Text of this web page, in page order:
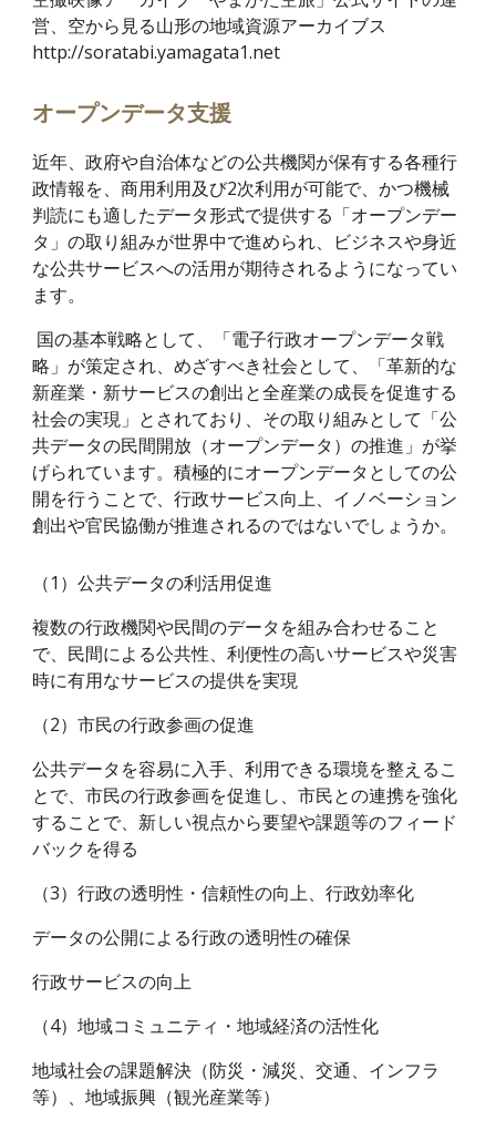
営、空から見る山形の地域資源アーカイブス
http://soratabi.yamagata1.net
オープンデータ支援
近年、政府や自治体などの公共機関が保有する各種行
政情報を、商用利用及び2次利用が可能で、かつ機械
判読にも適したデータ形式で提供する「オープンデー
タ」の取り組みが世界中で進められ、ビジネスや身近
な公共サービスへの活用が期待されるようになってい
ます。
国の基本戦略として、「電子行政オープンデータ戦
略」が策定され、めざすべき社会として、「革新的な
新産業・新サービスの創出と全産業の成長を促進する
社会の実現」とされており、その取り組みとして「公
共データの民間開放（オープンデータ）の推進」が挙
げられています。積極的にオープンデータとしての公
開を行うことで、行政サービス向上、イノベーション
創出や官民協働が推進されるのではないでしょうか。
（1）公共データの利活用促進
複数の行政機関や民間のデータを組み合わせること
で、民間による公共性、利便性の高いサービスや災害
時に有用なサービスの提供を実現
（2）市民の行政参画の促進
公共データを容易に入手、利用できる環境を整えるこ
とで、市民の行政参画を促進し、市民との連携を強化
することで、新しい視点から要望や課題等のフィード
バックを得る
（3）行政の透明性・信頼性の向上、行政効率化
データの公開による行政の透明性の確保
行政サービスの向上
（4）地域コミュニティ・地域経済の活性化
地域社会の課題解決（防災・減災、交通、インフラ
等）、地域振興（観光産業等）